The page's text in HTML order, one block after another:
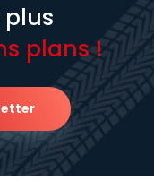
plans !